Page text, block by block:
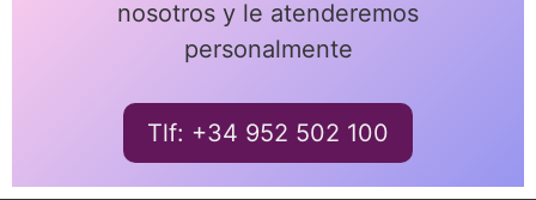
nosotros y le atenderemos
personalmente
Tlf: +34 952 502 100